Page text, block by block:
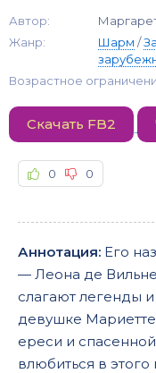
Автор:
Жанр:
Шарм /
Возрастное
Скачать FB2
0 0
Аннотация: Его
— Леона де
слагают легенды
девушке
ереси и
влюбиться в